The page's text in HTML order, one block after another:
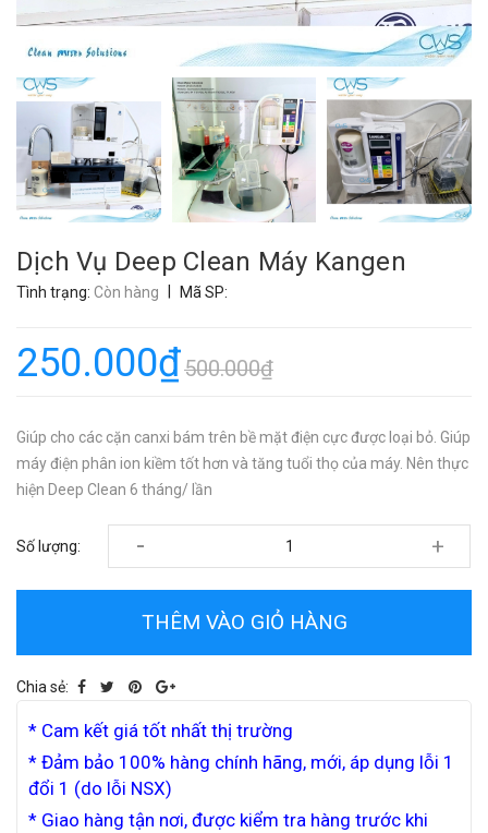
Dịch Vụ Deep Clean Máy Kangen
Tình trạng: Còn hàng Mã SP:
250.000₫500.000₫
Giúp cho các cặn canxi bám trên bề mặt điện cực được loại bỏ. Giúp
máy điện phân ion kiềm tốt hơn và tăng tuổi thọ của máy. Nên thực
hiện Deep Clean 6 tháng/ lần
Số lượng: - +
THÊM VÀO GIỎ HÀNG
Chia sẻ:
* Cam kết giá tốt nhất thị trường
* Đảm bảo 100% hàng chính hãng, mới, áp dụng lỗi 1
đổi 1 (do lỗi NSX)
* Giao hàng tận nơi, được kiểm tra hàng trước khi